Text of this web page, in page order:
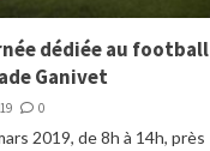
dédiée au football
Ganivet
0
2019, de 8h à 14h, près